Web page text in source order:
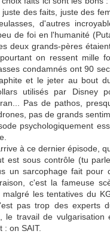
des faits, juste des
d'autres
de foi en l'humanité
deux grands-pères
on ressent mille
condamnés ont 90
et le jeter au bout
utilisés par Disney
Pas de pathos,
pas de grands
psychologiquement
à ce dernier épisode,
est sous contrôle (tu
un sarcophage fait
c'est la fameuse
malgré les tentatives du
pas trop des experts
le travail de vulgarisation
: on SAIT.